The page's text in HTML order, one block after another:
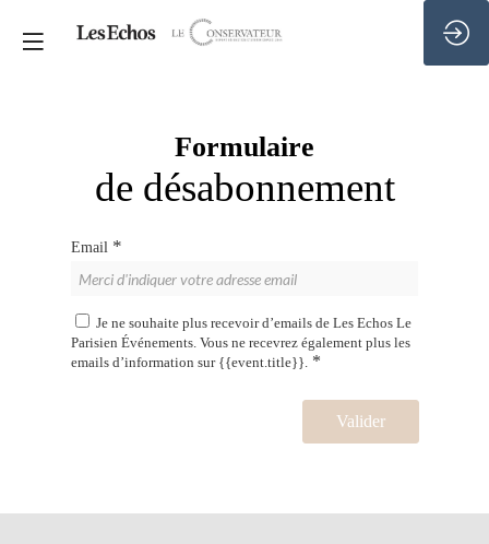
Formulaire
de désabonnement
Email *
Je ne souhaite plus recevoir d’emails de Les Echos Le
Parisien Événements. Vous ne recevrez également plus les
emails d’information sur {{event.title}}. *
Valider